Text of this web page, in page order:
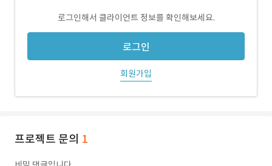
로그인해서 클라이언트 정보를 확인해보세요.
로그인
회원가입
프로젝트 문의 1